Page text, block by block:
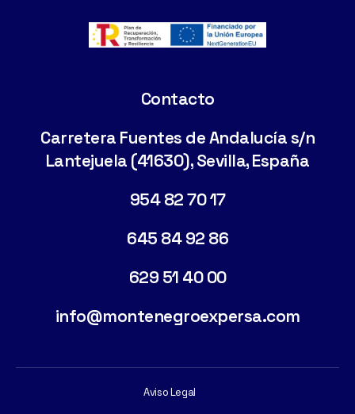
Contacto
Carretera Fuentes de Andalucía s/n
Lantejuela (41630), Sevilla, España
954 82 70 17
645 84 92 86
629 51 40 00
info@montenegroexpersa.com
Aviso Legal